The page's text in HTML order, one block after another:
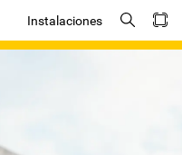
Instalaciones